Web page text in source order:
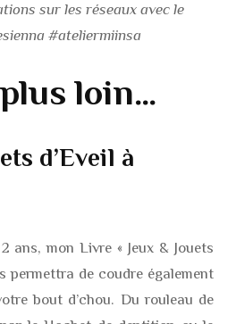
sur les réseaux avec le
#ateliermiinsa
loin…
d’Eveil à
mon Livre « Jeux & Jouets
permettra de coudre également
bout d’chou. Du rouleau de